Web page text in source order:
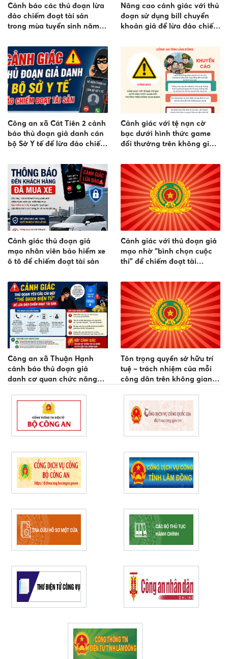
Cảnh báo các thủ đoạn lừa
đảo chiếm đoạt tài sản
trong mùa tuyển sinh năm
Nâng cao cảnh giác với thủ
đoạn sử dụng bill chuyển
khoản giả để lừa đảo chiếm
Công an xã Cát Tiên 2 cảnh
báo thủ đoạn giả danh cán
bộ Sở Y tế để lừa đảo chiếm
Cảnh giác với tệ nạn cờ
bạc dưới hình thức game
đổi thưởng trên không gian
Cảnh giác thủ đoạn giả
mạo nhân viên bảo hiểm xe
ô tô để chiếm đoạt tài sản
Cảnh giác với thủ đoạn giả
mạo nhờ “bình chọn cuộc
thi” để chiếm đoạt tài
Công an xã Thuận Hạnh
cảnh báo thủ đoạn giả
danh cơ quan chức năng
tin bảo hiểm y tế để chiếm
đoạt tài sản
Tôn trọng quyền sở hữu trí
tuệ – trách nhiệm của mỗi
công dân trên không gian